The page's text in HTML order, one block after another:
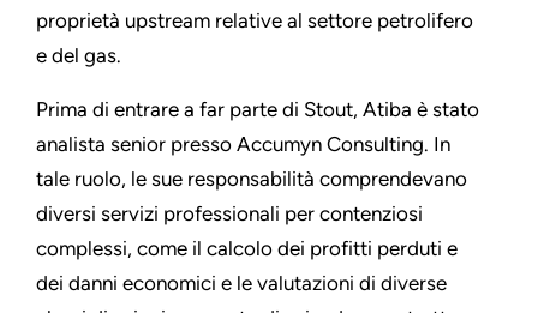
proprietà upstream relative al settore petrolifero
e del gas.
Prima di entrare a far parte di Stout, Atiba è stato
analista senior presso Accumyn Consulting. In
tale ruolo, le sue responsabilità comprendevano
diversi servizi professionali per contenziosi
complessi, come il calcolo dei profitti perduti e
dei danni economici e le valutazioni di diverse